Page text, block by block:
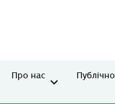
Про нас Публічно